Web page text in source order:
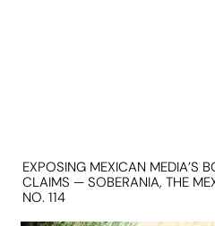
EXPOSING MEXICAN MEDIA’S
CLAIMS — SOBERANIA, THE
NO. 114